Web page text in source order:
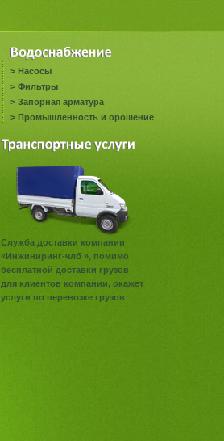
> Насосы
> Фильтры
> Запорная арматура
> Промышленность и орошение
Служба доставки компании
«Инжиниринг-члб », помимо
бесплатной доставки грузов
для клиентов компании, окажет
услуги по перевозке грузов